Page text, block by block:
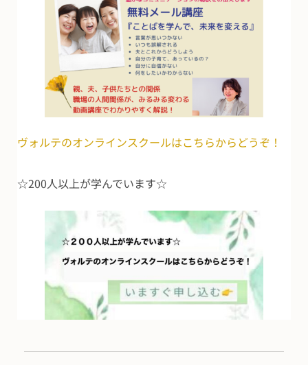
ヴォルテのオンラインスクールはこちらからどうぞ！
☆200人以上が学んでいます☆